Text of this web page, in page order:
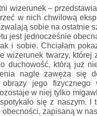
wizerunek –
w nich chwilową
sobie na ostatnie
jest jednocześnie
i sobie. Chciałam
wizerunek twarzy, której
duchowość, którą już
nagle zawęża się
jego fizycznego
w niej tylko
się z naszym. I
zapisaną w